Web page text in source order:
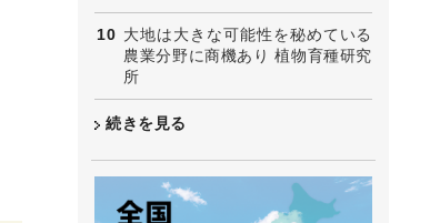
大地は大きな可能性を秘めている
農業分野に商機あり 植物育種研究
所
続きを見る